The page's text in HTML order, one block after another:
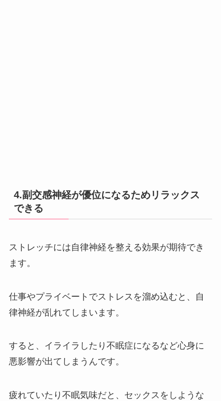
4.副交感神経が優位になるためリラックス
できる
ストレッチには自律神経を整える効果が期待でき
ます。
仕事やプライベートでストレスを溜め込むと、自
律神経が乱れてしまいます。
すると、イライラしたり不眠症になるなど心身に
悪影響が出てしまうんです。
疲れていたり不眠気味だと、セックスをしような